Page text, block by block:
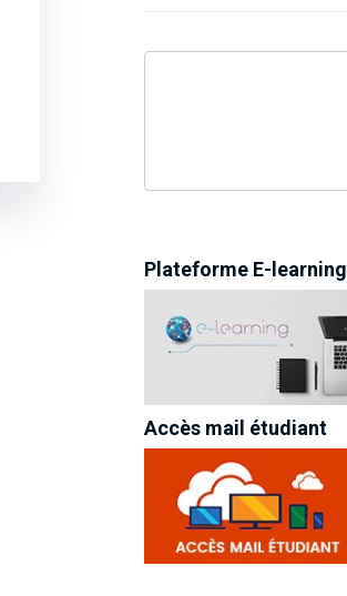
Plateforme E-learning
Accès mail étudiant